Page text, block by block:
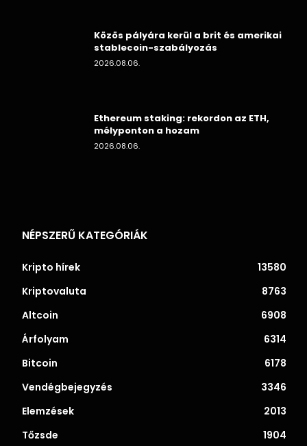
Közös pályára kerül a brit és amerikai
stablecoin-szabályozás
2026.08.06.
Ethereum staking: rekordon az ETH,
mélyponton a hozam
2026.08.06.
NÉPSZERŰ KATEGÓRIÁK
Kripto hírek
13580
Kriptovaluta
8763
Altcoin
6908
Árfolyam
6314
Bitcoin
6178
Vendégbejegyzés
3346
Elemzések
2013
Tőzsde
1904